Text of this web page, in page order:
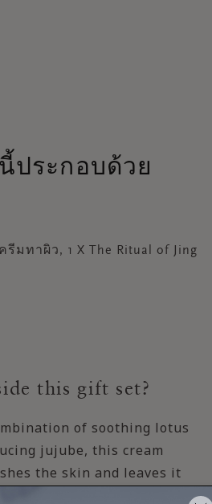
ระกอบด้วย
รีมทาผิว, 1 X The Ritual of Jing
this gift set?
of soothing lotus
jujube, this cream
the skin and leaves it